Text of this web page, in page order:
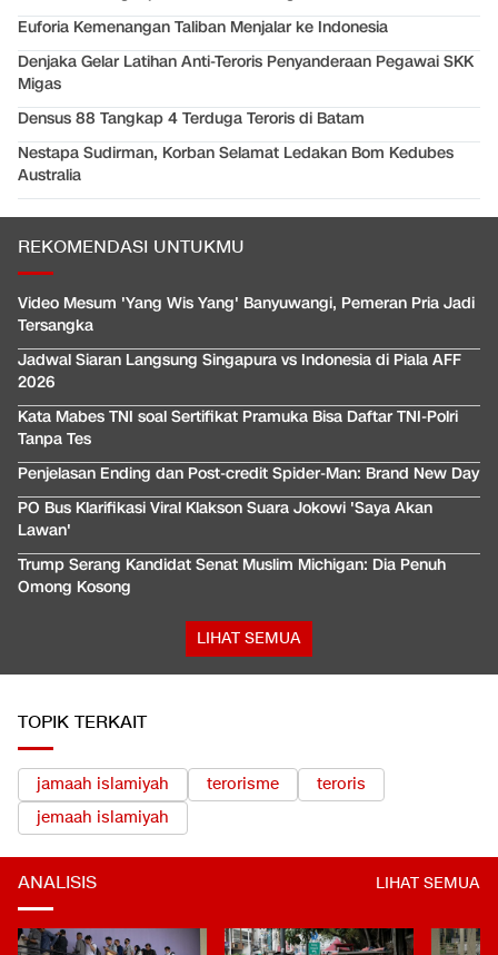
Euforia Kemenangan Taliban Menjalar ke Indonesia
Denjaka Gelar Latihan Anti-Teroris Penyanderaan Pegawai SKK
Migas
Densus 88 Tangkap 4 Terduga Teroris di Batam
Nestapa Sudirman, Korban Selamat Ledakan Bom Kedubes
Australia
REKOMENDASI UNTUKMU
Video Mesum 'Yang Wis Yang' Banyuwangi, Pemeran Pria Jadi
Tersangka
Jadwal Siaran Langsung Singapura vs Indonesia di Piala AFF
2026
Kata Mabes TNI soal Sertifikat Pramuka Bisa Daftar TNI-Polri
Tanpa Tes
Penjelasan Ending dan Post-credit Spider-Man: Brand New Day
PO Bus Klarifikasi Viral Klakson Suara Jokowi 'Saya Akan
Lawan'
Trump Serang Kandidat Senat Muslim Michigan: Dia Penuh
Omong Kosong
LIHAT SEMUA
TOPIK TERKAIT
jamaah islamiyah terorisme
teroris
jemaah islamiyah
ANALISIS LIHAT SEMUA